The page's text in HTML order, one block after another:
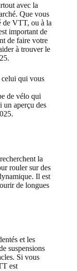
avec la
Que vous
de VTT, ou à la
important de
de faire votre
à trouver le
qui vous
de vélo qui
un aperçu des
la
rouler sur des
Il est
de longues
et les
suspensions
Si vous
est